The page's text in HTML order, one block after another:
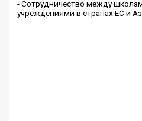
- Сотрудничество между
учреждениями в странах ЕС и